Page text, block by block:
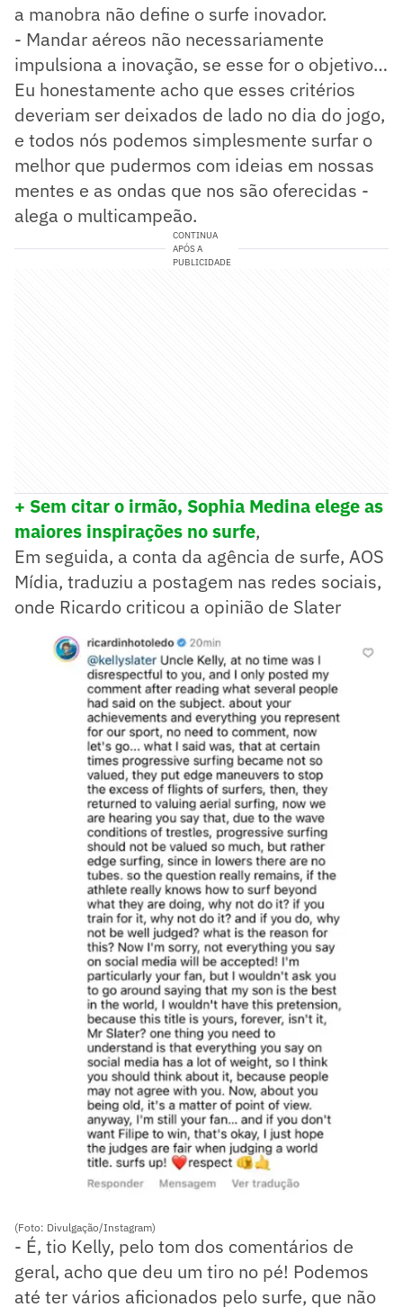
a manobra não define o surfe inovador.
- Mandar aéreos não necessariamente
impulsiona a inovação, se esse for o objetivo…
Eu honestamente acho que esses critérios
deveriam ser deixados de lado no dia do jogo,
e todos nós podemos simplesmente surfar o
melhor que pudermos com ideias em nossas
mentes e as ondas que nos são oferecidas -
alega o multicampeão.
CONTINUA
APÓS A
PUBLICIDADE
+ Sem citar o irmão, Sophia Medina elege as
maiores inspirações no surfe,
Em seguida, a conta da agência de surfe, AOS
Mídia, traduziu a postagem nas redes sociais,
onde Ricardo criticou a opinião de Slater
(Foto: Divulgação/Instagram)
- É, tio Kelly, pelo tom dos comentários de
geral, acho que deu um tiro no pé! Podemos
até ter vários aficionados pelo surfe, que não